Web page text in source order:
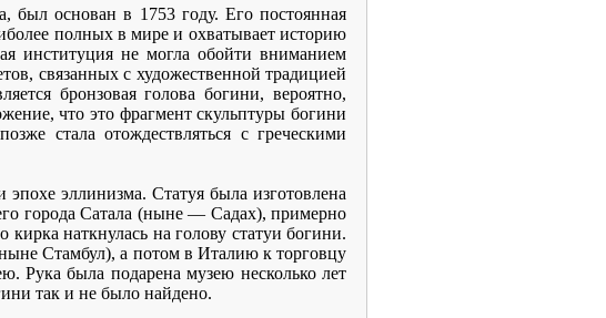
был основан в 1753 году. Его постоянная
полных в мире и охватывает историю
институция не могла обойти вниманием
связанных с художественной традицией
бронзовая голова богини, вероятно,
что это фрагмент скульптуры богини
стала отождествляться с греческими
эллинизма. Статуя была изготовлена
города Сатала (ныне — Садах), примерно
наткнулась на голову статуи богини.
Стамбул), а потом в Италию к торговцу
Рука была подарена музею несколько лет
так и не было найдено.